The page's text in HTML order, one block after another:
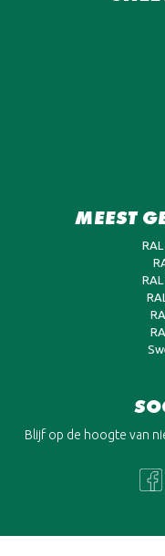
MEEST
Blijf op de hoogte van